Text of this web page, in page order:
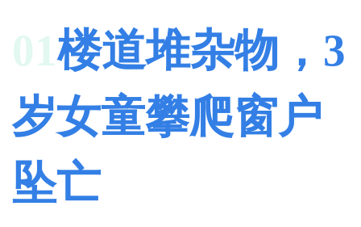
01楼道堆杂物， 3
岁女童攀爬窗户
坠亡